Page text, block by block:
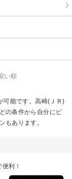
い順
可能です。高崎(ＪＲ)
の条件から自分にピ
もあります。
利！